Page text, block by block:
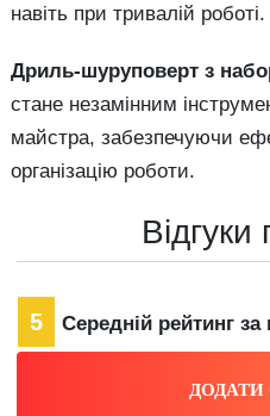
навіть при тривалій роботі.
Дриль-шуруповерт з
стане незамінним
майстра, забезпечуючи
організацію роботи.
Відгуки
5 Середній рейтинг за